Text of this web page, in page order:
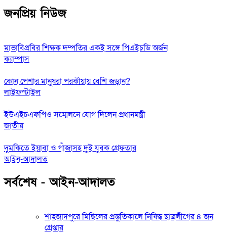
জনপ্রিয় নিউজ
মাভাবিপ্রবির শিক্ষক দম্পতির একই সঙ্গে পিএইচডি অর্জন
ক্যাম্পাস
কোন পেশার মানুষরা পরকীয়ায় বেশি জড়ান?
লাইফস্টাইল
ইউএইচএফপিও সম্মেলনে যোগ দিলেন প্রধানমন্ত্রী
জাতীয়
দুমকিতে ইয়াবা ও গাঁজাসহ দুই যুবক গ্রেফতার
আইন-আদালত
সর্বশেষ - আইন-আদালত
শাহজাদপুরে মিছিলের প্রস্তুতিকালে নিষিদ্ধ ছাত্রলীগের ৪ জন
গ্রেপ্তার